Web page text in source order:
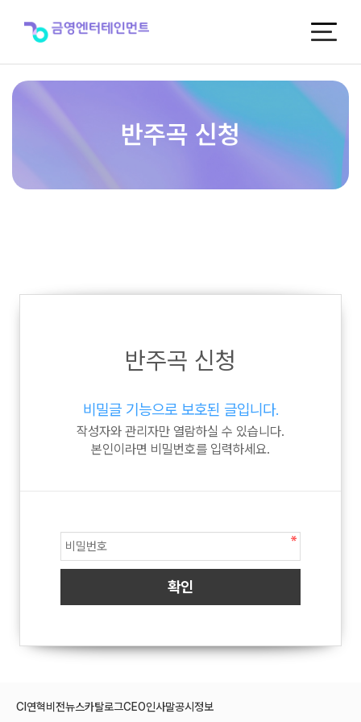
반주곡 신청
반주곡 신청
비밀글 기능으로 보호된 글입니다.
작성자와 관리자만 열람하실 수 있습니다.
본인이라면 비밀번호를 입력하세요.
CI 연혁비전뉴스카탈로그CEO인사말공시정보